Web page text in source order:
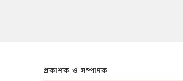
প্রকাশক ও সম্পাদক